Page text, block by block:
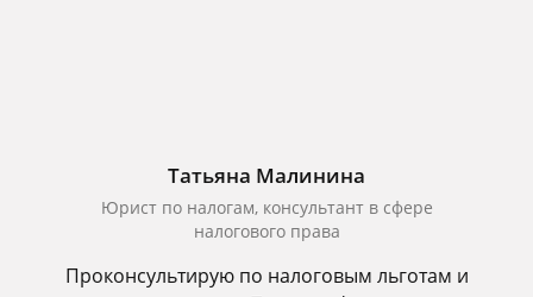
Татьяна Малинина
Юрист по налогам, консультант в сфере
налогового права
Проконсультирую по налоговым льготам и